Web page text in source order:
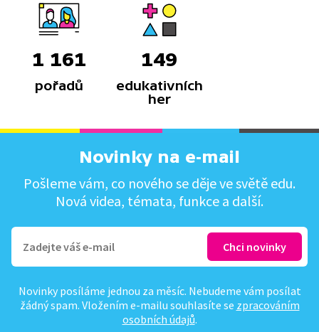
1 161
pořadů
149
edukativních
her
Novinky na e-mail
Pošleme vám, co nového se děje ve světě edu.
Nová videa, témata, funkce a další.
Novinky posíláme jednou za měsíc. Nebudeme vám posílat
žádný spam. Vložením e-mailu souhlasíte se zpracováním
osobních údajů.